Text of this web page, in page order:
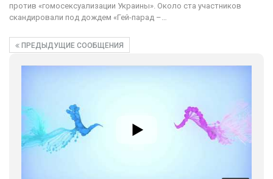
против «гомосексуализации Украины». Около ста участников
скандировали под дождем «Гей-парад –…
ПРЕДЫДУЩИЕ СООБЩЕНИЯ